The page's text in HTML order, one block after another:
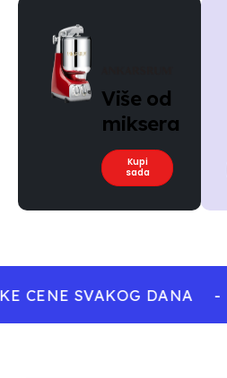
Više od
miksera
Kupi
sada
CENE SVAKOG DANA -